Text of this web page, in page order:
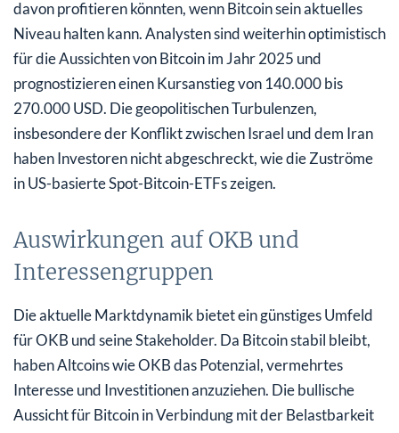
davon profitieren könnten, wenn Bitcoin sein aktuelles
Niveau halten kann. Analysten sind weiterhin optimistisch
für die Aussichten von Bitcoin im Jahr 2025 und
prognostizieren einen Kursanstieg von 140.000 bis
270.000 USD. Die geopolitischen Turbulenzen,
insbesondere der Konflikt zwischen Israel und dem Iran
haben Investoren nicht abgeschreckt, wie die Zuströme
in US-basierte Spot-Bitcoin-ETFs zeigen.
Auswirkungen auf OKB und
Interessengruppen
Die aktuelle Marktdynamik bietet ein günstiges Umfeld
für OKB und seine Stakeholder. Da Bitcoin stabil bleibt,
haben Altcoins wie OKB das Potenzial, vermehrtes
Interesse und Investitionen anzuziehen. Die bullische
Aussicht für Bitcoin in Verbindung mit der Belastbarkeit